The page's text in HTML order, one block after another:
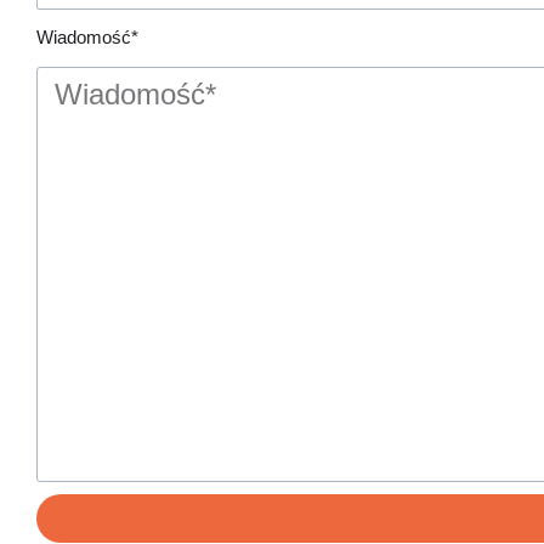
Wiadomość*